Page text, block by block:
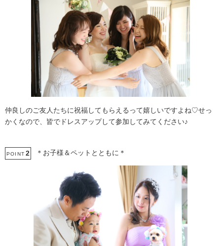
仲良しのご友人たちに祝福してもらえるって嬉しいですよね♡せっ
かくなので、皆でドレスアップして参加してみてください♪
POINT 2 ＊お子様＆ペットとともに＊